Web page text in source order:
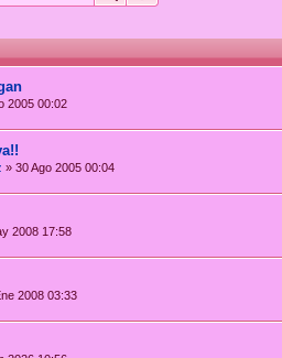
2005 00:02
» 30 Ago 2005 00:04
2008 17:58
2008 03:33